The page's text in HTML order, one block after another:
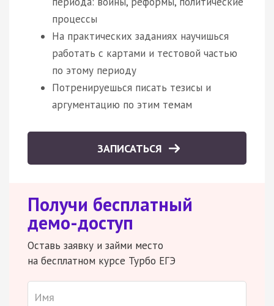
процессы
На практических заданиях научишься
работать с картами и тестовой частью
по этому периоду
Потренируешься писать тезисы и
аргументацию по этим темам
ЗАПИСАТЬСЯ
Получи бесплатный
демо-доступ
Оставь заявку и займи место
на бесплатном курсе Турбо ЕГЭ